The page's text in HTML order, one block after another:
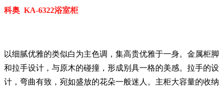
科奥 KA-6322浴室柜
以细腻优雅的类似白为主色调，集高贵优雅于一身。金属柜脚
和拉手设计，与原木的碰撞，形成别具一格的美感。拉手的设
计，弯曲有致，宛如盛放的花朵一般迷人。主柜大容量的收纳